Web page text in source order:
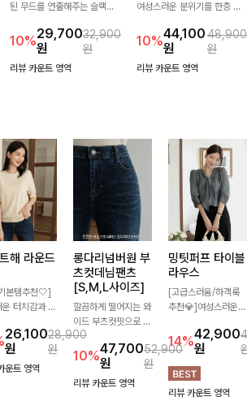
된 무드를 연출해주는 슬랙스
장으로 상의를 어떤 스타일과
매치해도 멋스럽게 완성돼요.
10%29,700
원
32,900
원
리뷰 카운트 영역
여성스러운 분위기를 한층 더
스럽게 잡힌 셔링과 봉긋한 소
매가 여리한 실루엣을 연출해
특별한 날은 물론 데일리룩으
10%44,100
원
48,900
원
리뷰 카운트 영역
해 라운드
본템추천🤍]
운 터치감과 군
손이 가는 자
니트입니다.
게 떨어지는
26,100
원
28,900
원
운트 영역
롱다리넘버원 부
츠컷데님팬츠
[S,M,L사이즈]
깔끔하게 떨어지는 와
이드 부츠컷핏으로 다
리 라인을 길어 보이
게 연출해주는 데님
팬츠입니다. 은은한
워싱이 더해져 캐주얼
10%47,700
원
52,900
원
리뷰 카운트 영역
밍팃퍼프 타이블
라우스
[고급스러움/하객룩
추천💎]여성스러운
디테일이 어우러져 우
아한 무드를 완성해주
는 7부 블라우스 🤍
여유로운 7부 소매로
편안하게 착용되며 데
14%42,900
원
리뷰 카운트 영역